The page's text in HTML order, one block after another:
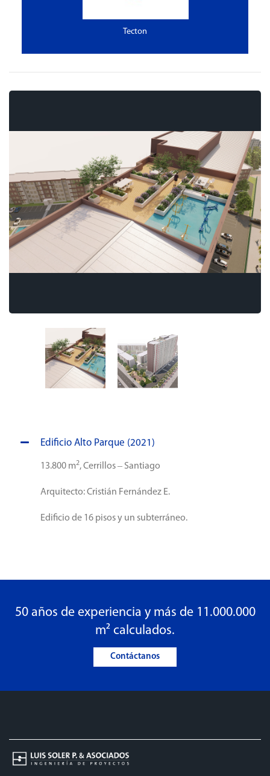
Tecton
Edificio Alto Parque (2021)
13.800 m2, Cerrillos – Santiago
Arquitecto: Cristián Fernández E.
Edificio de 16 pisos y un subterráneo.
50 años de experiencia y más de 11.000.000
m² calculados.
Contáctanos